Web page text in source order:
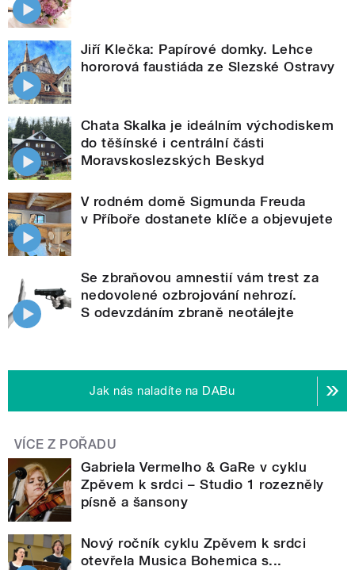
Jiří Klečka: Papírové domky. Lehce
hororová faustiáda ze Slezské Ostravy
Chata Skalka je ideálním východiskem
do těšínské i centrální části
Moravskoslezských Beskyd
V rodném domě Sigmunda Freuda
v Příboře dostanete klíče a objevujete
Se zbraňovou amnestií vám trest za
nedovolené ozbrojování nehrozí.
S odevzdáním zbraně neotálejte
Jak nás naladíte na DABu
VÍCE Z POŘADU
Gabriela Vermelho & GaRe v cyklu
Zpěvem k srdci – Studio 1 rozezněly
písně a šansony
Nový ročník cyklu Zpěvem k srdci
otevřela Musica Bohemica s...